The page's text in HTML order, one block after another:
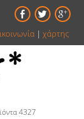
| χάρτης
4327